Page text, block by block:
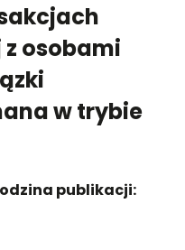
osobami
w trybie
publikacji: